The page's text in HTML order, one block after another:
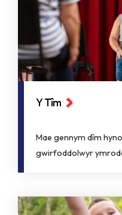
Y Tîm
Mae gennym dîm
gwirfoddolwyr